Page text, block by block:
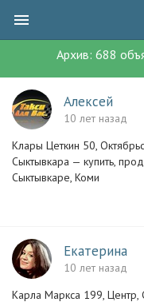
Архив: 688
Алексей
10 лет назад
Клары Цеткин 50,
Сыктывкара — купить,
Сыктывкаре, Коми
Екатерина
10 лет назад
Карла Маркса 199, Центр,